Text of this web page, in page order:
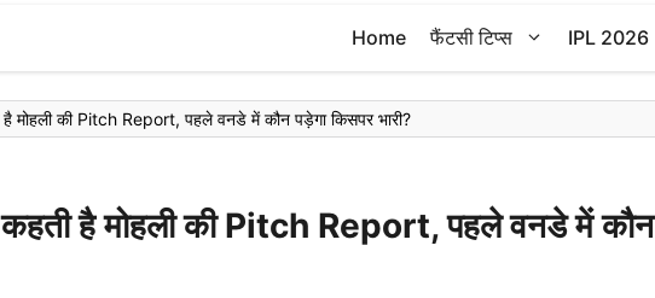
Home फैंटसी टिप्स IPL 2026
मोहली की Pitch Report, पहले वनडे में कौन पड़ेगा किसपर भारी?
है मोहली की Pitch Report, पहले वनडे में कौन